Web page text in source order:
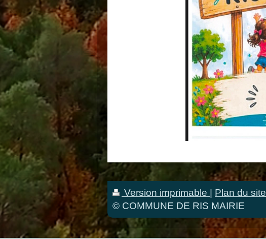
Version imprimable
Plan du site
© COMMUNE DE RIS MAIRIE